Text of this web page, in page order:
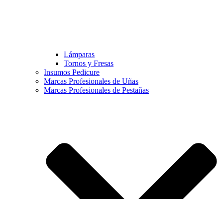
Lámparas
Tornos y Fresas
Insumos Pedicure
Marcas Profesionales de Uñas
Marcas Profesionales de Pestañas